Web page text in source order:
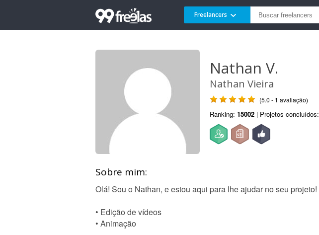
Freelancers
Nathan V.
Nathan Vieira
(5.0 - 1 avaliação)
Ranking: 15002 | Projetos concluídos:
Sobre mim:
Olá! Sou o Nathan, e estou aqui para lhe ajudar no seu projeto!
• Edição de vídeos
• Animação